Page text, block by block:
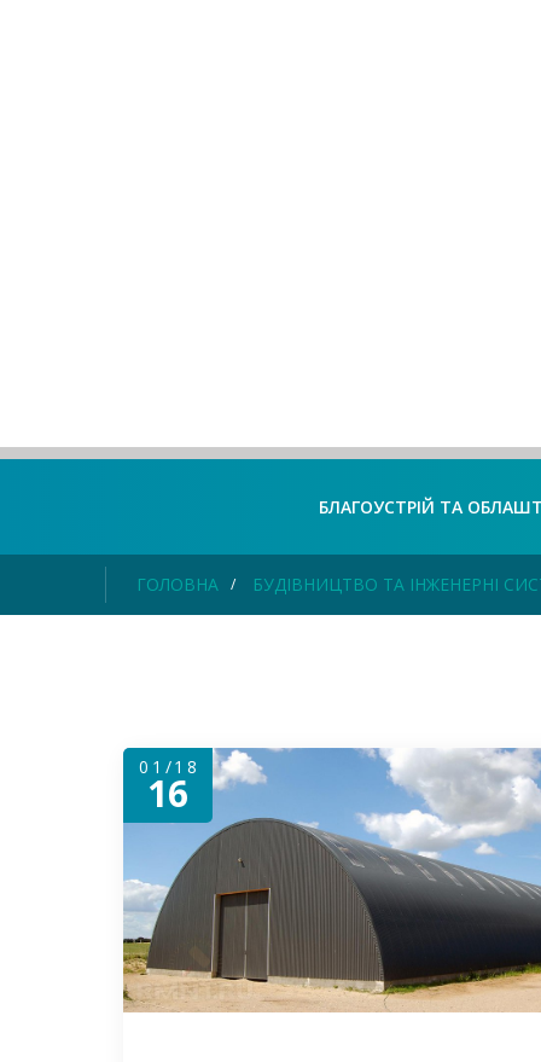
БЛАГОУСТРІЙ ТА
ГОЛОВНА БУДІВНИЦТВО ТА ІНЖЕНЕРНІ
01/18
16